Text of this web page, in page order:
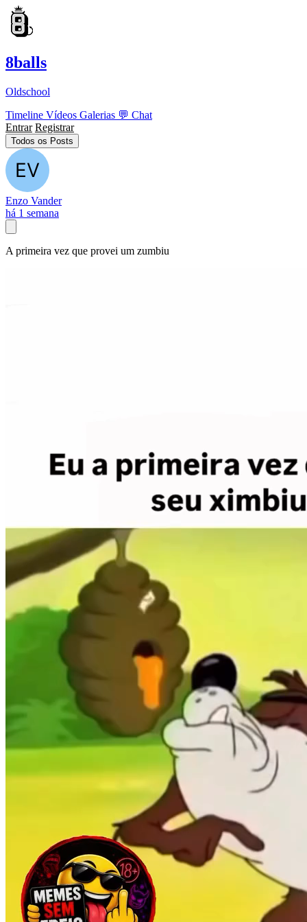
8balls
Oldschool
Timeline Vídeos Galerias 💬 Chat
Entrar Registrar
Todos os Posts
Enzo Vander
há 1 semana
A primeira vez que provei um zumbiu